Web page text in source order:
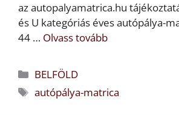
az autopalyamatrica.hu
és U kategóriás éves autópálya-
44 … Olvass tovább
Kategória
BELFÖLD
Címkék
autópálya-matrica